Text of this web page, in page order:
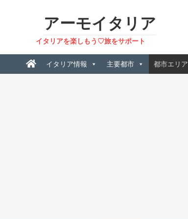
アーモイタリア
イタリアを楽しもう♡旅をサポート
イタリア情報 主要都市 都市エリア